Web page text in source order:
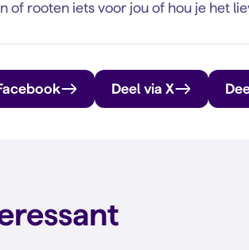
of rooten iets voor jou of hou je het
Deel via X